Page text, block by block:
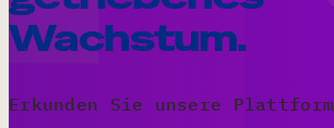
Wachstum.
Erkunden Sie unsere Plattform